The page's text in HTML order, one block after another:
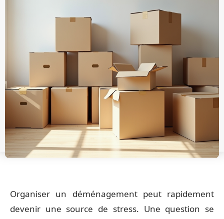
Organiser un déménagement peut rapidement
devenir une source de stress. Une question se